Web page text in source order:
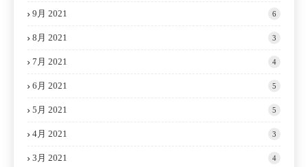
9月 2021 6
8月 2021 3
7月 2021 4
6月 2021 5
5月 2021 5
4月 2021 3
3月 2021 4